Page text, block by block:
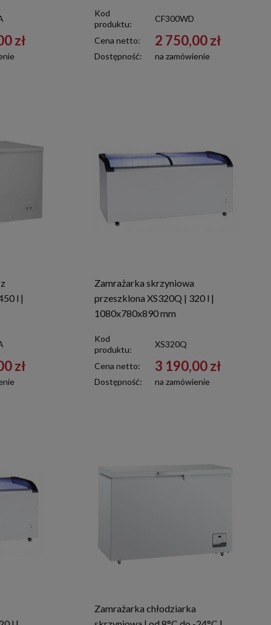
zł
Kod
produktu:
CF300WD
Cena netto: 2 750,00 zł
Dostępność: na zamówienie
l |
zł
Zamrażarka skrzyniowa
przeszklona XS320Q | 320 l |
1080x780x890 mm
Kod
produktu:
XS320Q
Cena netto: 3 190,00 zł
Dostępność: na zamówienie
Zamrażarka chłodziarka